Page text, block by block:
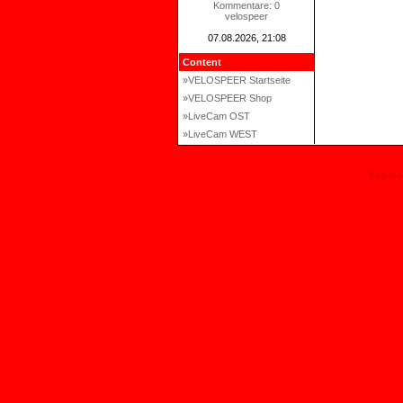
Kommentare: 0
velospeer
07.08.2026, 21:08
Content
»VELOSPEER Startseite
»VELOSPEER Shop
»LiveCam OST
»LiveCam WEST